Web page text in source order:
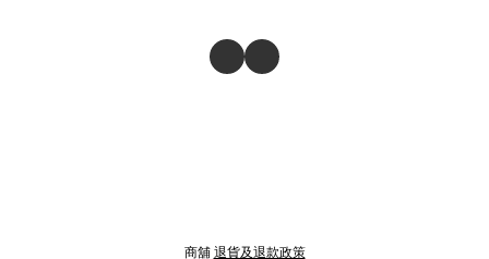
商舖 退貨及退款政策